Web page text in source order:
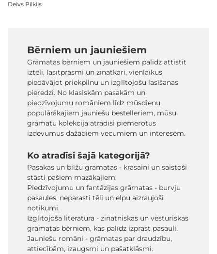
Deivs Pilkijs
Bērniem un jauniešiem
Grāmatas bērniem un jauniešiem palīdz attīstīt
iztēli, lasītprasmi un zinātkāri, vienlaikus
piedāvājot priekpilnu un izglītojošu lasīšanas
pieredzi. No klasiskām pasakām un
piedzīvojumu romāniem līdz mūsdienu
populārākajiem jauniešu bestelleriem, mūsu
grāmatu kolekcijā atradīsi piemērotus
izdevumus dažādiem vecumiem un interesēm.
Ko atradīsi šajā kategorijā?
Pasakas un bilžu grāmatas - krāsaini un saistoši
stāsti pašiem mazākajiem.
Piedzīvojumu un fantāzijas grāmatas - burvju
pasaules, neparasti tēli un elpu aizraujoši
notikumi.
Izglītojošā literatūra - zinātniskās un vēsturiskās
grāmatas bērniem, kas palīdz izprast pasauli.
Jauniešu romāni - grāmatas par draudzību,
attiecībām, izaugsmi un pašatklāsmi.